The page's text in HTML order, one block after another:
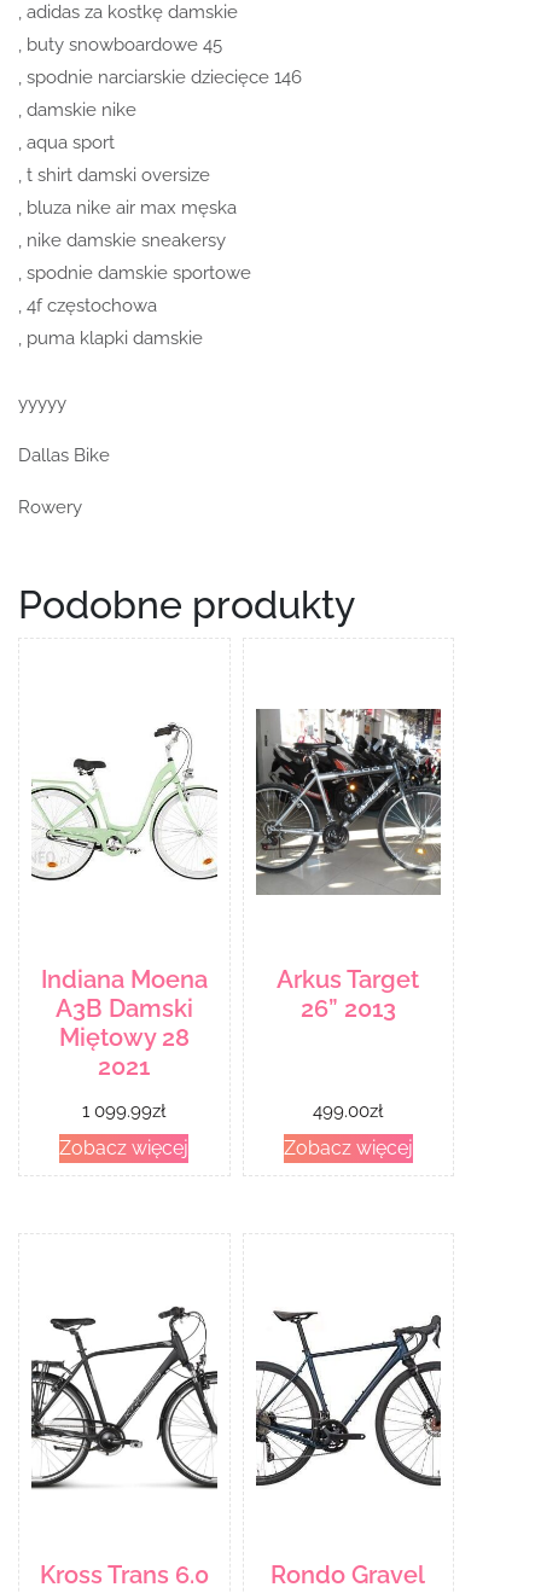
, adidas za kostkę damskie
, buty snowboardowe 45
, spodnie narciarskie dziecięce 146
, damskie nike
, aqua sport
, t shirt damski oversize
, bluza nike air max męska
, nike damskie sneakersy
, spodnie damskie sportowe
, 4f częstochowa
, puma klapki damskie
yyyyy
Dallas Bike
Rowery
Podobne produkty
Indiana Moena
A3B Damski
Miętowy 28
2021
1 099.99zł
Zobacz więcej
Arkus Target
26” 2013
499.00zł
Zobacz więcej
Kross Trans 6.0
Rondo Gravel